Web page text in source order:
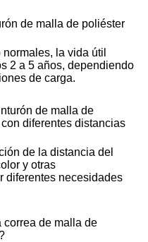
de malla de poliéster
la vida útil
2 a 5 años, dependiendo
de carga.
de malla de
diferentes distancias
de la distancia del
y otras
diferentes necesidades
correa de malla de